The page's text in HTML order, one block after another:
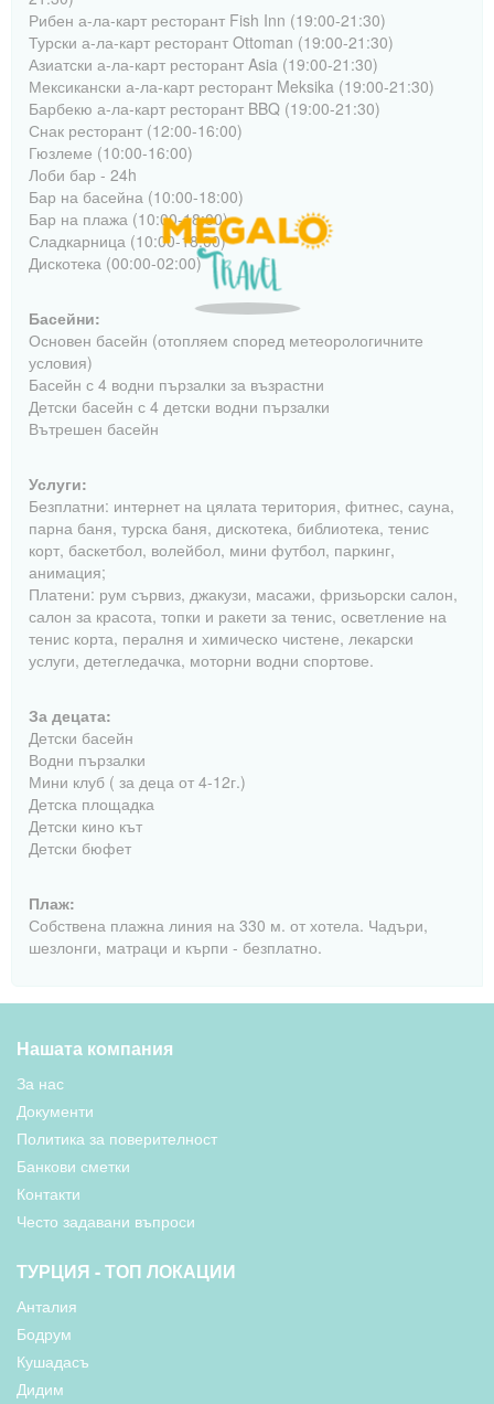
Рибен а-ла-карт ресторант Fish Inn (19:00-21:30)
Турски а-ла-карт ресторант Ottoman (19:00-21:30)
Азиатски а-ла-карт ресторант Asia (19:00-21:30)
Мексикански а-ла-карт ресторант Meksika (19:00-21:30)
Барбекю а-ла-карт ресторант BBQ (19:00-21:30)
Снак ресторант (12:00-16:00)
Гюзлеме (10:00-16:00)
Лоби бар - 24h
Бар на басейна (10:00-18:00)
Бар на плажа (10:00-18:00)
Сладкарница (10:00-18:00)
Дискотека (00:00-02:00)
Басейни:
Основен басейн (отопляем според метеорологичните
условия)
Басейн с 4 водни пързалки за възрастни
Детски басейн с 4 детски водни пързалки
Вътрешен басейн
Услуги:
Безплатни: интернет на цялата територия, фитнес, сауна,
парна баня, турска баня, дискотека, библиотека, тенис
корт, баскетбол, волейбол, мини футбол, паркинг,
анимация;
Платени: рум сървиз, джакузи, масажи, фризьорски салон,
салон за красота, топки и ракети за тенис, осветление на
тенис корта, пералня и химическо чистене, лекарски
услуги, детегледачка, моторни водни спортове.
За децата:
Детски басейн
Водни пързалки
Мини клуб ( за деца от 4-12г.)
Детска площадка
Детски кино кът
Детски бюфет
Плаж:
Собствена плажна линия на 330 м. от хотела. Чадъри,
шезлонги, матраци и кърпи - безплатно.
Нашата компания
За нас
Документи
Политика за поверителност
Банкови сметки
Контакти
Често задавани въпроси
ТУРЦИЯ - ТОП ЛОКАЦИИ
Анталия
Бодрум
Кушадасъ
Дидим